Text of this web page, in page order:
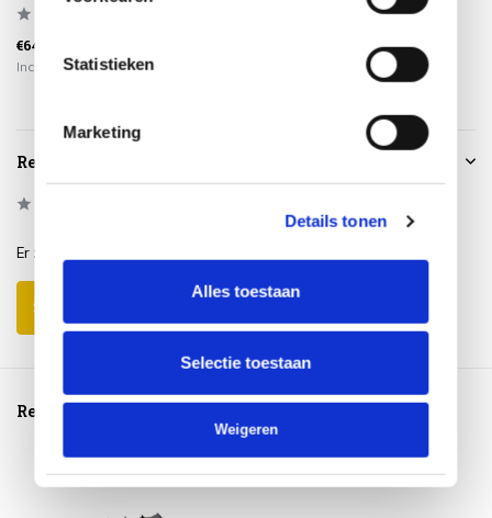
Statistieken
Marketing
Details tonen
Alles toestaan
Selectie toestaan
Weigeren
€64,95
Incl. btw
€115,00
Incl. btw
Reviews
Er zijn nog geen reviews geschreven over dit product..
Schrijf je eigen review
Reeds bekeken